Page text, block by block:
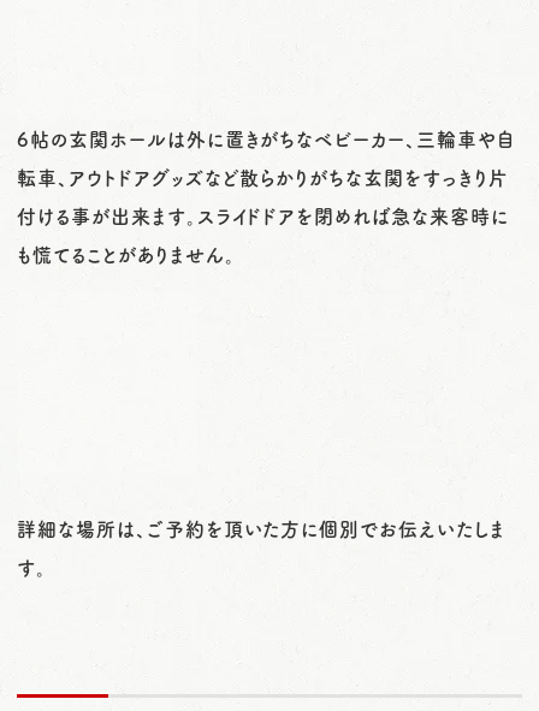
6帖の玄関ホールは外に置きがちなベビーカー、三輪車や自
転車、アウトドアグッズなど散らかりがちな玄関をすっきり片
付ける事が出来ます。スライドドアを閉めれば急な来客時に
も慌てることがありません。
詳細な場所は、ご予約を頂いた方に個別でお伝えいたしま
す。